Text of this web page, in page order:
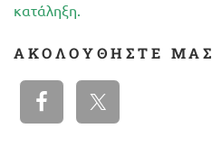
κατάληξη.
ΑΚΟΛΟΥΘΉΣΤΕ ΜΑΣ